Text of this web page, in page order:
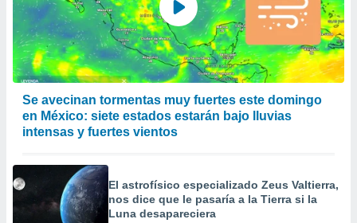
crear un
uso de
contenido
medir el
del
de
Se avecinan tormentas muy fuertes este domingo
en México: siete estados estarán bajo lluvias
intensas y fuertes vientos
El astrofísico especializado Zeus Valtierra,
nos dice que le pasaría a la Tierra si la
Luna desapareciera